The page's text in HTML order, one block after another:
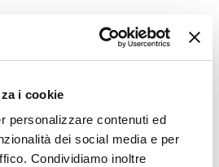
i cookie
personalizzare contenuti ed
dei social media e per
Condividiamo inoltre